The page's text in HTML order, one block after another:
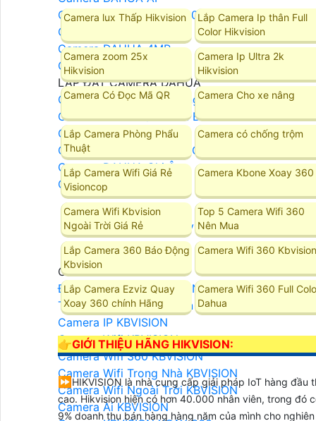
Camera DAHUA Xoay 360
Camera DAHUA 2MP
Camera DAHUA 4MP
Camera DAHUA 8MP
LẮP ĐẶT CAMERA DAHUA
Camera DAHUA Báo Động
Camera Dahua Quan Sát Ban Đêm Rõ Nét
Camera Dahua Starlight
Camera Dahua Ban Đêm Có Màu
Camera DAHUA Ghi Âm
Camera DAHUA Zoom
Camera Kbvision
Camera Kbvision
Đầu Ghi Camera KBVISION
Trọn Bộ Camera KBvision
Camera IP KBVISION
Camera Wifi KBVISION
Camera Wifi 360 KBVISION
Camera Wifi Trong Nhà KBVISION
Camera Wifi Ngoài Trời KBVISION
Camera Ai KBVISION
Camera lux Thấp Hikvision
Lắp Camera Ip thân Full
Color Hikvision
Camera zoom 25x
Hikvision
Camera Ip Ultra 2k
Hikvision
Camera Có Đọc Mã QR Camera Cho xe nâng
Lắp Camera Phòng Phẩu
Thuật
Camera có chống trộm
Lắp Camera Wifi Giá Rẻ
Visioncop
Camera Kbone Xoay 360
Camera Wifi Kbvision
Ngoài Trời Giá Rẻ
Top 5 Camera Wifi 360
Nên Mua
Lắp Camera 360 Báo Động
Kbvision
Camera Wifi 360 Kbvision
Lắp Camera Ezviz Quay
Xoay 360 chính Hãng
Camera Wifi 360 Full
Dahua
👉GIỚI THIỆU HÃNG HIKVISION:
⏩HIKVISION là nhà cung cấp giải pháp IoT hàng
cao. Hikvision hiện có hơn 40.000 nhân viên, trong đó
9% doanh thu bán hàng hàng năm của mình cho